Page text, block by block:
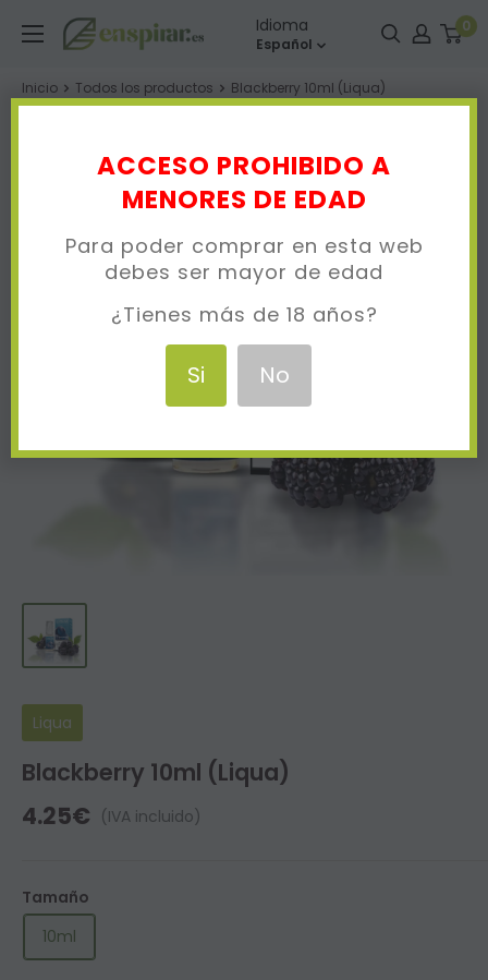
ACCESO PROHIBIDO A
MENORES DE EDAD
Para poder comprar en esta web
debes ser mayor de edad
¿Tienes más de 18 años?
Si No
directamente
contenido
Enspirar Idioma
Español
0
Inicio Todos los productos Blackberry 10ml (Liqua)
Liqua
Blackberry 10ml (Liqua)
Precio
4.25€ (IVA incluido)
Tamaño
10ml